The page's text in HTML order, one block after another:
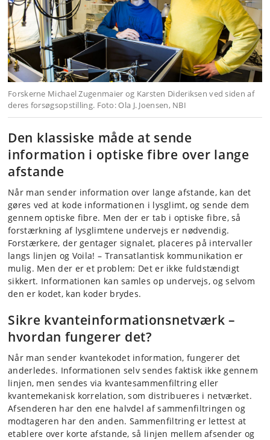
Forskerne Michael Zugenmaier og Karsten Dideriksen ved siden af
deres forsøgsopstilling. Foto: Ola J. Joensen, NBI
Den klassiske måde at sende
information i optiske fibre over lange
afstande
Når man sender information over lange afstande, kan det
gøres ved at kode informationen i lysglimt, og sende dem
gennem optiske fibre. Men der er tab i optiske fibre, så
forstærkning af lysglimtene undervejs er nødvendig.
Forstærkere, der gentager signalet, placeres på intervaller
langs linjen og Voila! – Transatlantisk kommunikation er
mulig. Men der er et problem: Det er ikke fuldstændigt
sikkert. Informationen kan samles op undervejs, og selvom
den er kodet, kan koder brydes.
Sikre kvanteinformationsnetværk –
hvordan fungerer det?
Når man sender kvantekodet information, fungerer det
anderledes. Informationen selv sendes faktisk ikke gennem
linjen, men sendes via kvantesammenfiltring eller
kvantemekanisk korrelation, som distribueres i netværket.
Afsenderen har den ene halvdel af sammenfiltringen og
modtageren har den anden. Sammenfiltring er lettest at
etablere over korte afstande, så linjen mellem afsender og